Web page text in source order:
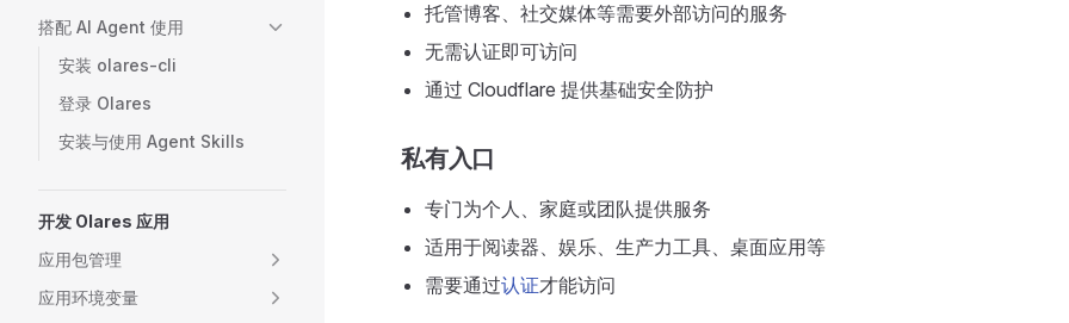
搭配 AI Agent 使用
安装 olares-cli
登录 Olares
安装与使用 Agent Skills
开发 Olares 应用
应用包管理
应用环境变量
托管博客、社交媒体等需要外部访问的服务
无需认证即可访问
通过 Cloudflare 提供基础安全防护
私有入口
专门为个人、家庭或团队提供服务
适用于阅读器、娱乐、生产力工具、桌面应用等
需要通过认证才能访问